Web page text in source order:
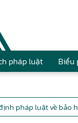
pháp luật Biểu
pháp luật về bảo